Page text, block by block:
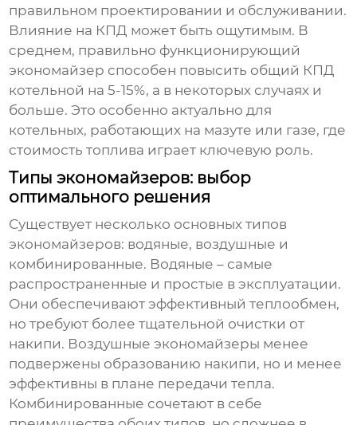
правильном проектировании и обслуживании.
Влияние на КПД может быть ощутимым. В
среднем, правильно функционирующий
экономайзер способен повысить общий КПД
котельной на 5-15%, а в некоторых случаях и
больше. Это особенно актуально для
котельных, работающих на мазуте или газе, где
стоимость топлива играет ключевую роль.
Типы экономайзеров: выбор
оптимального решения
Существует несколько основных типов
экономайзеров: водяные, воздушные и
комбинированные. Водяные – самые
распространенные и простые в эксплуатации.
Они обеспечивают эффективный теплообмен,
но требуют более тщательной очистки от
накипи. Воздушные экономайзеры менее
подвержены образованию накипи, но и менее
эффективны в плане передачи тепла.
Комбинированные сочетают в себе